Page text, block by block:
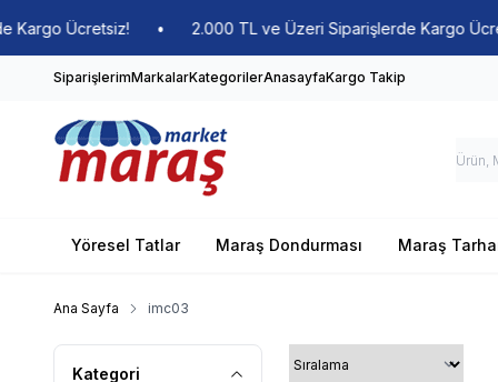
• 2.000 TL ve Üzeri Siparişlerde Kargo Ücretsiz! •
SiparişlerimMarkalarKategorilerAnasayfaKargo Takip
Yöresel Tatlar Maraş Dondurması Maraş
Ana Sayfa imc03
Kategori